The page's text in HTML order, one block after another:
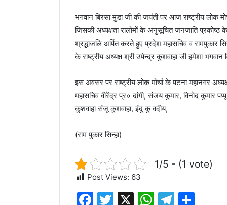
भगवान बिरसा मुंडा जी की जयंती पर आज राष्ट्रीय लोक
जिसकी अध्यक्षता रालोमों के अनुसूचित जनजाति प्रकोष्ठ
श्रद्धांजलि अर्पित करते हुए प्रदेश महासचिव व रामपुकार
के राष्ट्रीय अध्यक्ष श्री उपेन्द्र कुशवाहा जी हमेशा भगवान
इस अवसर पर राष्ट्रीय लोक मोर्चा के पटना महानगर
महासचिव वीरेंद्र प्र० दांगी, संजय कुमार, विनोद कुमार
कुशवाहा संजू कुशवाहा, इंदु कु वदीय,
(राम पुकार सिन्हा)
1/5 - (1 vote)
Post Views: 63
F
T
X
W T